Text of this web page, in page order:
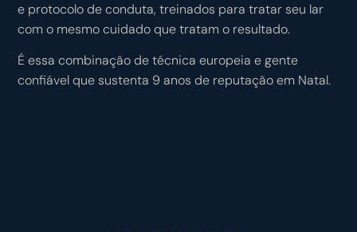
e protocolo de conduta, treinados para tratar seu lar
com o mesmo cuidado que tratam o resultado.
É essa combinação de técnica europeia e gente
confiável que sustenta 9 anos de reputação em Natal.